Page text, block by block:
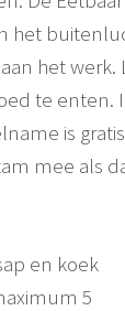
het
het
te enten.
is
mee als
en koek
5